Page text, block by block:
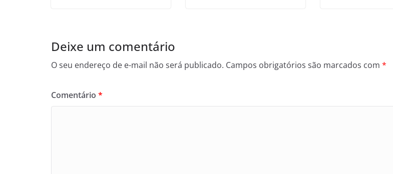
Deixe um comentário
O seu endereço de e-mail não será publicado. Campos obrigatórios são marcados com *
Comentário *